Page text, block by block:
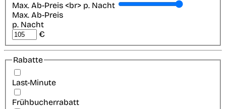
Max. Ab-Preis <br> p. Nacht
Max. Ab-Preis
p. Nacht
€
Rabatte
Last-Minute
Frühbucherrabatt